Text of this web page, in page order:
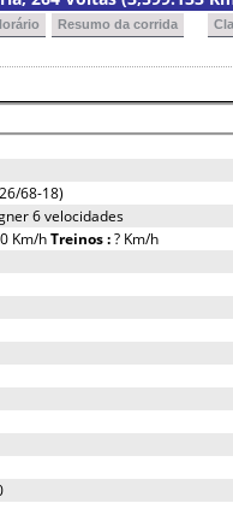
Resumo da corrida
68-18)
6 velocidades
Km/hTreinos :? Km/h